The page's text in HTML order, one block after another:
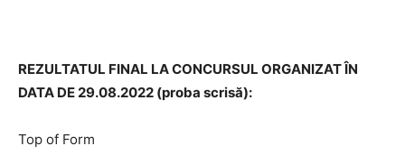
REZULTATUL FINAL LA CONCURSUL ORGANIZATÎN
DATA DE 29.08.2022 (proba scrisă):
Top of Form